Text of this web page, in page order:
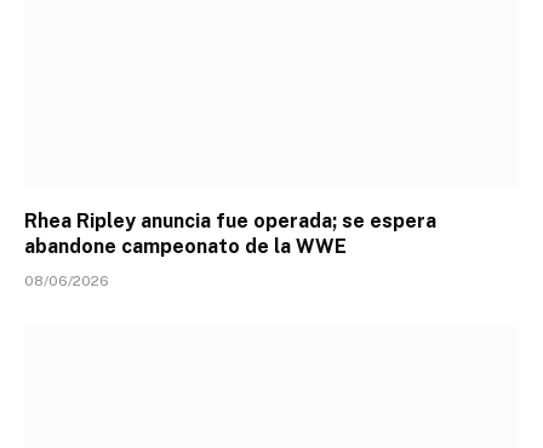
Rhea Ripley anuncia fue operada; se espera
abandone campeonato de la WWE
08/06/2026